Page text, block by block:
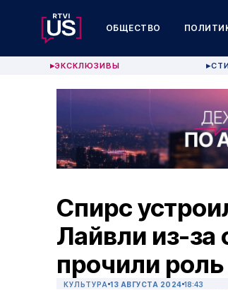
ОБЩЕСТВО
▶ЭКСКЛЮЗИВЫ ▶
Спирс
Лайвли из-за
прочили
КУЛЬТУРА 13 АВГУСТА 2024 18:43